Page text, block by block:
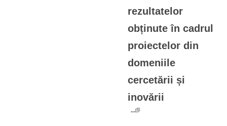
rezultatelor
obținute în cadrul
proiectelor din
domeniile
cercetării și
inovării
...